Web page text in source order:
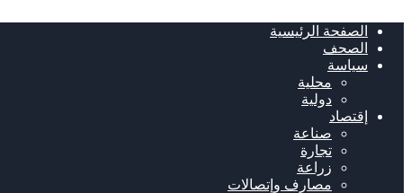
الصفحة الرئيسية
الصحف
سياسة
محلية
دولية
إقتصاد
صناعة
تجارة
زراعة
مصارف وإتصالات